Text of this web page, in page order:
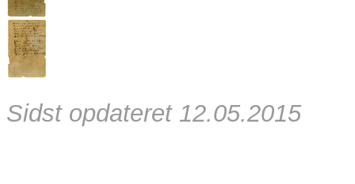
Sidst opdateret 12.05.2015